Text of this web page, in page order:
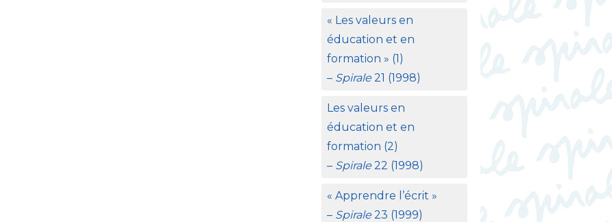
« Les valeurs en
éducation et en
formation » (1)
– Spirale21 (1998)
Les valeurs en
éducation et en
formation (2)
– Spirale22 (1998)
« Apprendre l’écrit »
– Spirale23 (1999)